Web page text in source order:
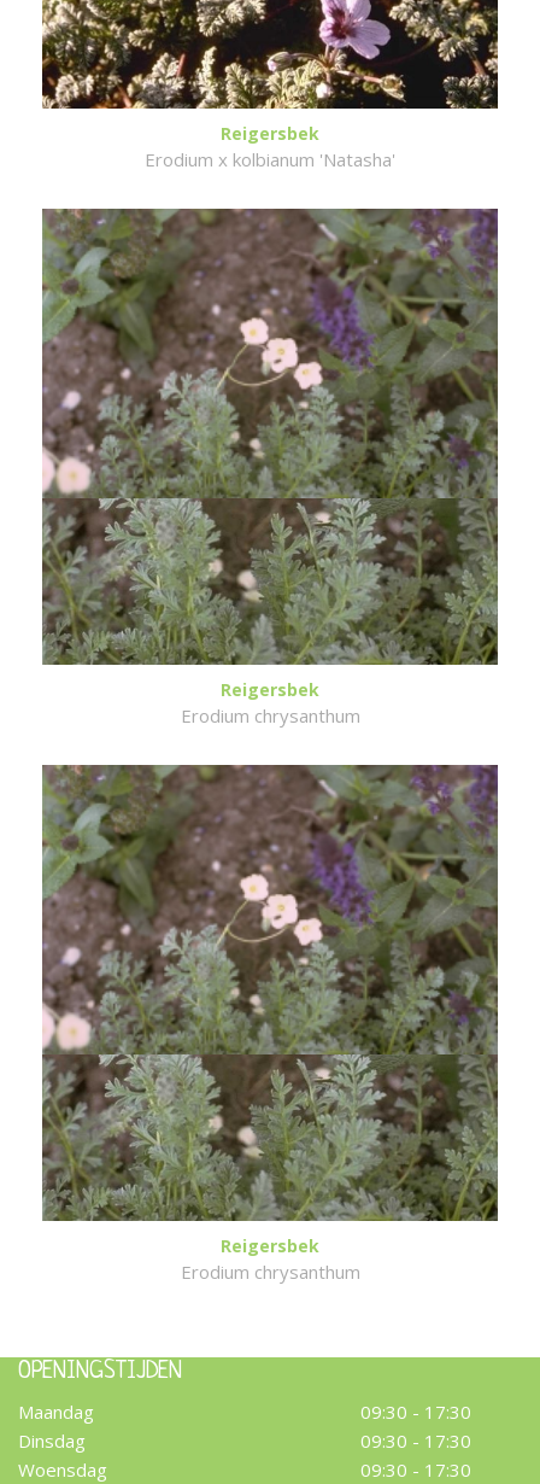
Reigersbek
Erodium x kolbianum 'Natasha'
Reigersbek
Erodium chrysanthum
Reigersbek
Erodium chrysanthum
OPENINGSTIJDEN
Maandag
09:30 - 17:30
Dinsdag
09:30 - 17:30
Woensdag
09:30 - 17:30